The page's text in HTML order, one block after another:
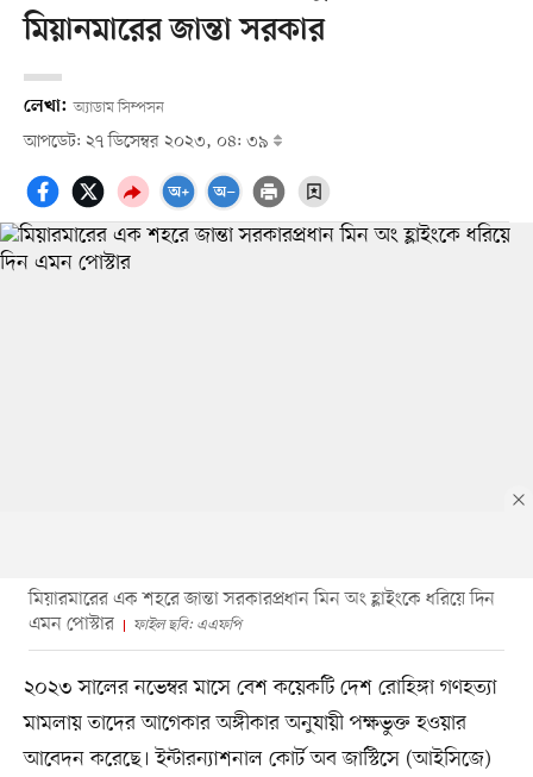
মিয়ানমারের জান্তা সরকার
লেখা: অ্যাডাম সিম্পসন
আপডেট: ২৭ ডিসেম্বর ২০২৩, ০৪: ৩৯
মিয়ারমারের এক শহরে জান্তা সরকারপ্রধান মিন অং হ্লাইংকে ধরিয়ে দিন
এমন পোস্টার
ফাইল ছবি: এএফপি
২০২৩ সালের নভেম্বর মাসে বেশ কয়েকটি দেশ রোহিঙ্গা গণহত্যা
মামলায় তাদের আগেকার অঙ্গীকার অনুযায়ী পক্ষভুক্ত হওয়ার
আবেদন করেছে। ইন্টারন্যাশনাল কোর্ট অব জাস্টিসে (আইসিজে)